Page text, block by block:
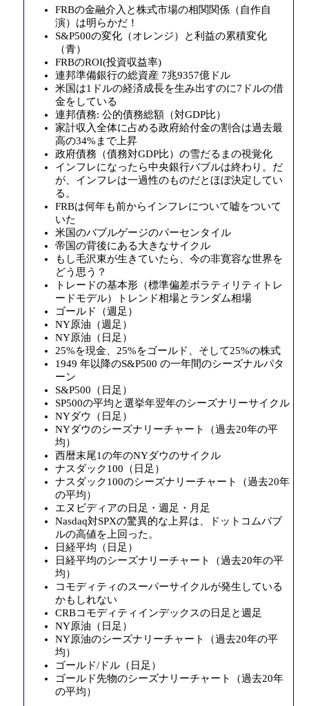
FRBの金融介入と株式市場の相関関係（自作自
演）は明らかだ！
S&P500の変化（オレンジ）と利益の累積変化
（青）
FRBのROI(投資収益率)
連邦準備銀行の総資産 7兆9357億ドル
米国は1ドルの経済成長を生み出すのに7ドルの借
金をしている
連邦債務: 公的債務総額（対GDP比）
家計収入全体に占める政府給付金の割合は過去最
高の34%まで上昇
政府債務（債務対GDP比）の雪だるまの視覚化
インフレになったら中央銀行バブルは終わり。だ
が、インフレは一過性のものだとほぼ決定してい
る。
FRBは何年も前からインフレについて嘘をついて
いた
米国のバブルゲージのパーセンタイル
帝国の背後にある大きなサイクル
もし毛沢東が生きていたら、今の非寛容な世界を
どう思う？
トレードの基本形（標準偏差ボラティリティトレ
ードモデル）トレンド相場とランダム相場
ゴールド（週足）
NY原油（週足）
NY原油（日足）
25%を現金、25%をゴールド、そして25%の株式
1949 年以降のS&P500 の一年間のシーズナルパタ
ーン
S&P500（日足）
SP500の平均と選挙年翌年のシーズナリーサイクル
NYダウ（日足）
NYダウのシーズナリーチャート（過去20年の平
均）
西暦末尾1の年のNYダウのサイクル
ナスダック100（日足）
ナスダック100のシーズナリーチャート（過去20年
の平均）
エヌビディアの日足・週足・月足
Nasdaq対SPXの驚異的な上昇は、 ドットコムバブ
ルの高値を上回った。
日経平均（日足）
日経平均のシーズナリーチャート（過去20年の平
均）
コモディティのスーパーサイクルが発生している
かもしれない
CRBコモディティインデックスの日足と週足
NY原油（日足）
NY原油のシーズナリーチャート（過去20年の平
均）
ゴールド/ドル（日足）
ゴールド先物のシーズナリーチャート（過去20年
の平均）